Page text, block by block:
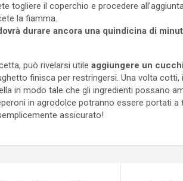
togliere il coperchio e procedere
la fiamma.
durare ancora una quindicina di
può rivelarsi utile aggiungere un
finisca per restringersi. Una volta cotti,
in modo tale che gli ingredienti possano
in agrodolce potranno essere portati a
assicurato!